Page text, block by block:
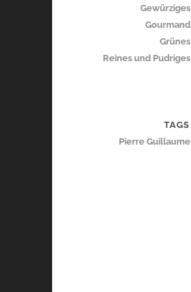
Gewürziges
Gourmand
Grünes
Reines und Pudriges
TAGS
Pierre Guillaume